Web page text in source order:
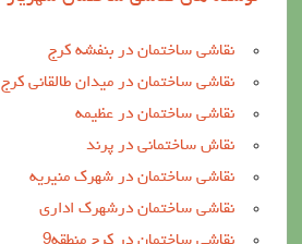
نقاشی ساختمان در بنفشه کرج
نقاشی ساختمان در میدان طالقانی کرج
نقاشی ساختمان در عظیمه
نقاش ساختمانی در پرند
نقاشی ساختمان در شهرک منیریه
نقاشی ساختمان درشهرک اداری